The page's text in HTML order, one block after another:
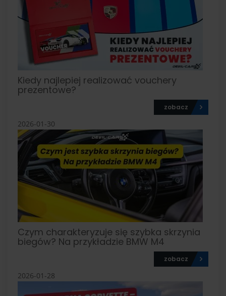
Kiedy najlepiej realizować vouchery
prezentowe?
zobacz
2026-01-30
Czym charakteryzuje się szybka skrzynia
biegów? Na przykładzie BMW M4
zobacz
2026-01-28